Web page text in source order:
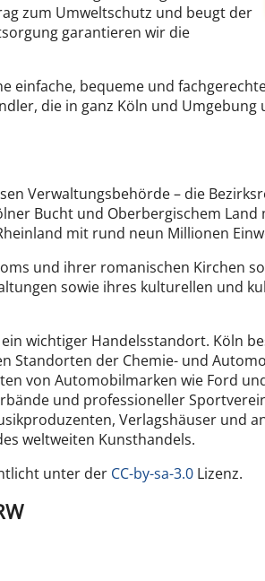
zum Umweltschutz und beugt der
garantieren wir die
bequeme und
die in ganz Köln und
Verwaltungsbehörde – die
Bucht und Oberbergischem
mit rund neun Millionen
und ihrer romanischen Kirchen
sowie ihres kulturellen und
wichtiger Handelsstandort. Köln
Standorten der Chemie- und
von Automobilmarken wie Ford
und professioneller
Verlagshäuser und
weltweiten Kunsthandels.
unter der CC-by-sa-3.0 Lizenz.